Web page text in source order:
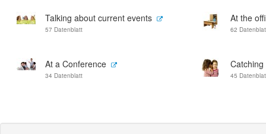
Talking about current events
57 Datenblatt
At the
62
At a Conference
34 Datenblatt 45